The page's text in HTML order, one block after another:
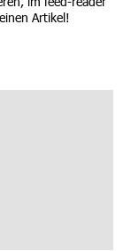
Artikel!